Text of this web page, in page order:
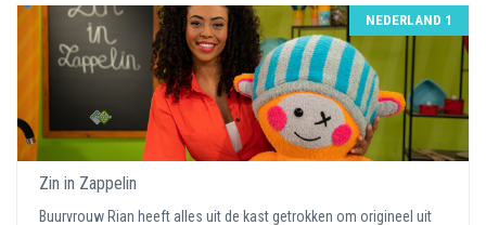
NEDERLAND 1
Zin in Zappelin
Buurvrouw Rian heeft alles uit de kast getrokken om origineel uit